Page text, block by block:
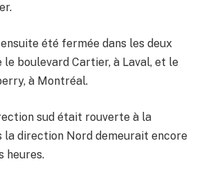
ensuite été fermée dans les deux
boulevard Cartier, à Laval, et le
à Montréal.
sud était rouverte à la
la direction Nord demeurait encore
heures.